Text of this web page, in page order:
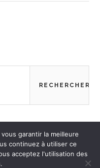
garantir la meilleure
continuez à utiliser ce
acceptez l'utilisation des